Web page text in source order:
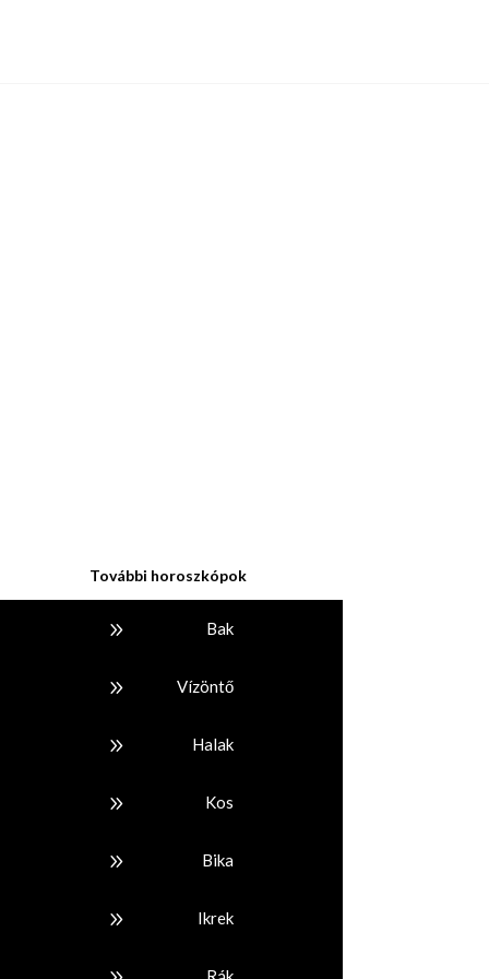
További horoszkópok
9 Bak
9 Vízöntő
9 Halak
9 Kos
9 Bika
9 Ikrek